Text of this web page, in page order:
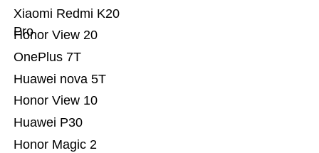
Honor Magic 2
Huawei P30
Honor View 10
Huawei nova 5T
OnePlus 7T
Honor View 20
Xiaomi Redmi K20
Pro